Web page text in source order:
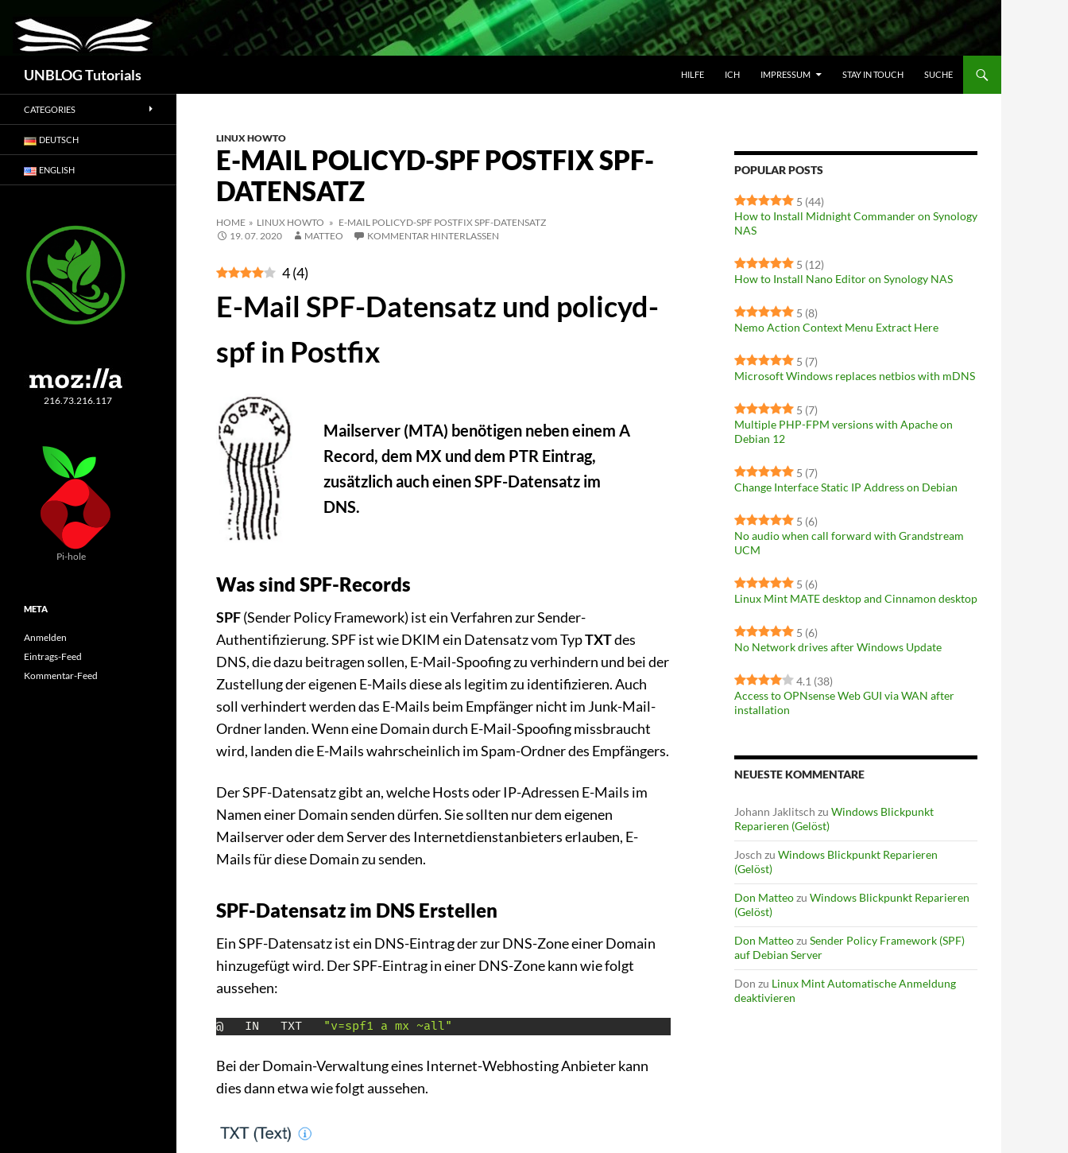
UNBLOG Tutorials
Suchen
HILFE
ICH IMPRESSUM STAY IN TOUCH SUCHE
LINUX HOWTO
E-MAIL POLICYD-SPF POSTFIX SPF-
DATENSATZ
HOME » LINUX HOWTO » E-MAIL POLICYD-SPF POSTFIX SPF-DATENSATZ
19. 07. 2020
MATTEO KOMMENTAR HINTERLASSEN
4(4)
E-Mail SPF-Datensatz und policyd-
spf in Postfix
Mailserver (MTA) benötigen neben einem A
Record, dem MX und dem PTR Eintrag,
zusätzlich auch einen SPF-Datensatz im
DNS.
Was sind SPF-Records
SPF(Sender Policy Framework) ist ein Verfahren zur Sender-
Authentifizierung. SPF ist wie DKIM ein Datensatz vom TypTXTdes
DNS, die dazu beitragen sollen, E-Mail-Spoofing zu verhindern und bei der
Zustellung der eigenen E-Mails diese als legitim zu identifizieren. Auch
soll verhindert werden das E-Mails beim Empfänger nicht im Junk-Mail-
Ordner landen. Wenn eine Domain durch E-Mail-Spoofing missbraucht
wird, landen die E-Mails wahrscheinlich im Spam-Ordner des Empfängers.
Der SPF-Datensatz gibt an, welche Hosts oder IP-Adressen E-Mails im
Namen einer Domain senden dürfen. Sie sollten nur dem eigenen
Mailserver oder dem Server des Internetdienstanbieters erlauben, E-
Mails für diese Domain zu senden.
SPF-Datensatz im DNS Erstellen
Ein SPF-Datensatz ist ein DNS-Eintrag der zur DNS-Zone einer Domain
hinzugefügt wird. Der SPF-Eintrag in einer DNS-Zone kann wie folgt
aussehen:
@   IN   TXT "v=spf1 a mx ~all"
Bei der Domain-Verwaltung eines Internet-Webhosting Anbieter kann
dies dann etwa wie folgt aussehen.
POPULAR POSTS
5 (44)
How to Install Midnight Commander on Synology
NAS
5 (12)
How to Install Nano Editor on Synology NAS
5 (8)
Nemo Action Context Menu Extract Here
5 (7)
Microsoft Windows replaces netbios with mDNS
5 (7)
Multiple PHP-FPM versions with Apache on
Debian 12
5 (7)
Change Interface Static IP Address on Debian
5 (6)
No audio when call forward with Grandstream
UCM
5 (6)
Linux Mint MATE desktop and Cinnamon desktop
5 (6)
No Network drives after Windows Update
4.1 (38)
Access to OPNsense Web GUI via WAN after
installation
NEUESTE KOMMENTARE
Johann Jaklitsch zu Windows Blickpunkt
Reparieren (Gelöst)
Josch zu Windows Blickpunkt Reparieren
(Gelöst)
Don Matteozu Windows Blickpunkt Reparieren
(Gelöst)
Don Matteozu Sender Policy Framework (SPF)
auf Debian Server
Don zu Linux Mint Automatische Anmeldung
deaktivieren
CATEGORIES
DEUTSCH
ENGLISH
216.73.216.117
Pi-hole
META
Anmelden
Eintrags-Feed
Kommentar-Feed